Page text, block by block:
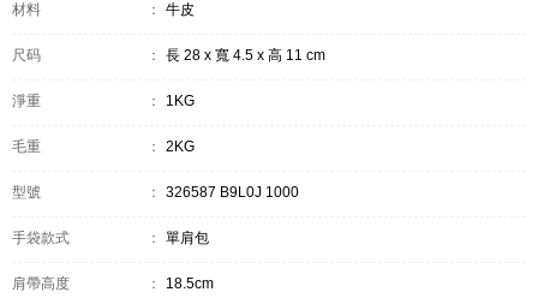
材料 ： 牛皮
尺码 ： 長 28 x 寬 4.5 x 高 11 cm
淨重 ： 1KG
毛重 ： 2KG
型號 ： 326587 B9L0J 1000
手袋款式 ： 單肩包
肩帶高度 ： 18.5cm